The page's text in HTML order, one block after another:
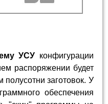
УСУ конфигурации
распоряжении будет
заготовок. У
обеспечения